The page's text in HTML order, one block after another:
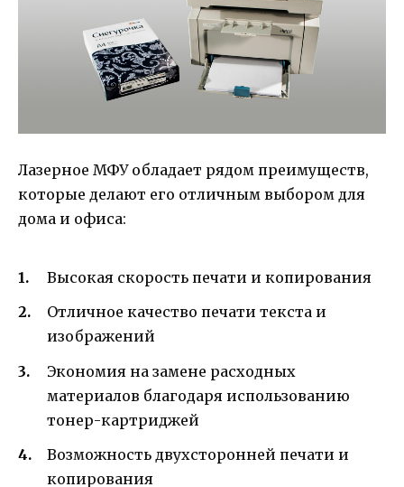
Лазерное МФУ обладает рядом преимуществ,
которые делают его отличным выбором для
дома и офиса:
Высокая скорость печати и копирования
Отличное качество печати текста и
изображений
Экономия на замене расходных
материалов благодаря использованию
тонер-картриджей
Возможность двухсторонней печати и
копирования